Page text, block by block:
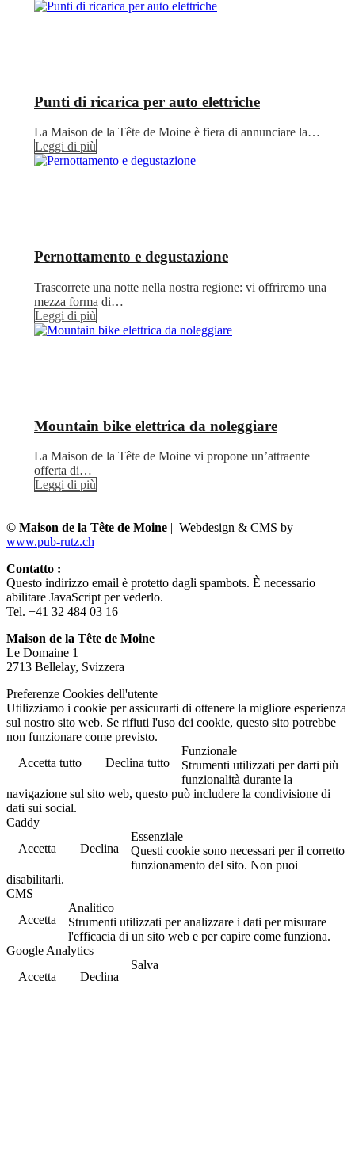
Punti di ricarica per auto elettriche
La Maison de la Tête de Moine è fiera di annunciare la…
Leggi di più
Pernottamento e degustazione
Trascorrete una notte nella nostra regione: vi offriremo una
mezza forma di…
Leggi di più
Mountain bike elettrica da noleggiare
La Maison de la Tête de Moine vi propone un’attraente
offerta di…
Leggi di più
© Maison de la Tête de Moine | Webdesign & CMS by
www.pub-rutz.ch
Contatto :
Questo indirizzo email è protetto dagli spambots. È necessario
abilitare JavaScript per vederlo.
Tel. +41 32 484 03 16
Maison de la Tête de Moine
Le Domaine 1
2713 Bellelay, Svizzera
Preferenze Cookies dell'utente
Utilizziamo i cookie per assicurarti di ottenere la migliore esperienza
sul nostro sito web. Se rifiuti l'uso dei cookie, questo sito potrebbe
non funzionare come previsto.
Accetta tutto
Declina tutto
Funzionale
Strumenti utilizzati per darti più
funzionalità durante la
navigazione sul sito web, questo può includere la condivisione di
dati sui social.
Caddy
Accetta
Declina
Essenziale
Questi cookie sono necessari per il corretto
funzionamento del sito. Non puoi
disabilitarli.
CMS
Accetta
Analitico
Strumenti utilizzati per analizzare i dati per misurare
l'efficacia di un sito web e per capire come funziona.
Google Analytics
Accetta
Declina
Salva